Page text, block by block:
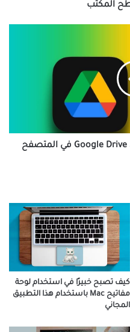
المكتب
كيف تصبح خبيرًا في استخدام لوحة
مفاتيح Mac باستخدام هذا التطبيق
المجاني